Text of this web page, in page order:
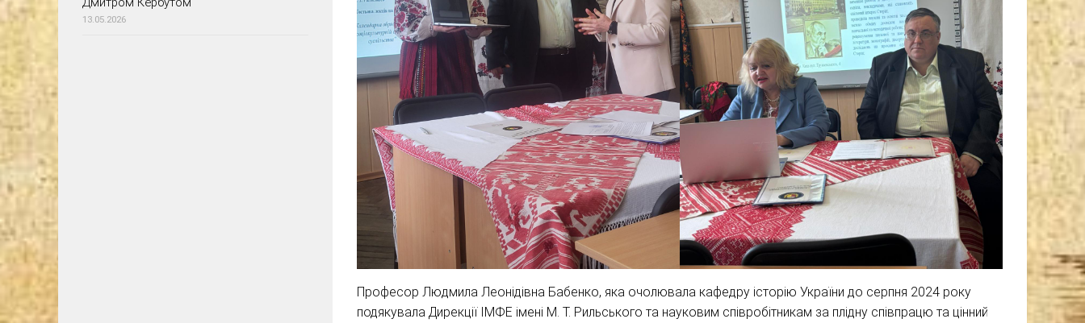
Професор Людмила Леонідівна Бабенко, яка очолювала кафедру історію України до серпня 2024 року
подякувала Дирекції ІМФЕ імені М. Т. Рильського та науковим співробітникам за плідну співпрацю та цінний
13.05.2026